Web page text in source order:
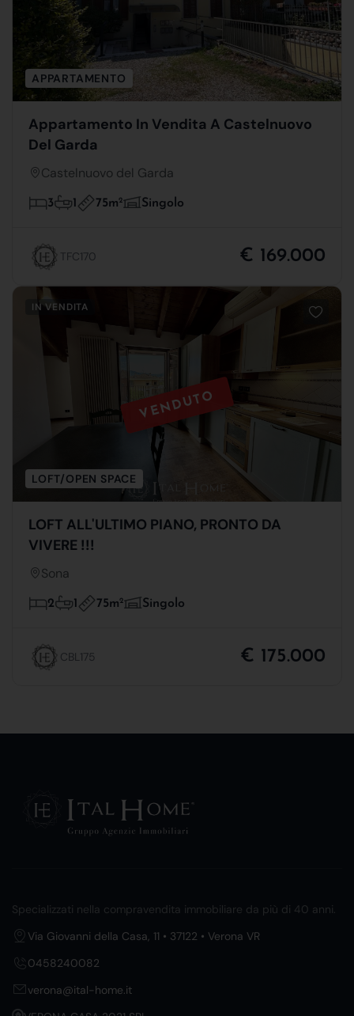
APPARTAMENTO
Appartamento In Vendita A Castelnuovo
Del Garda
Castelnuovo del Garda
3 1 75m2 Singolo
TFC170 € 169.000
VENDUTO
IN VENDITA
LOFT/OPEN SPACE
LOFT ALL'ULTIMO PIANO, PRONTO DA
VIVERE !!!
Sona
2 1 75m2 Singolo
CBL175 € 175.000
Specializzati nella compravendita immobiliare da più di 40 anni.
Via Giovanni della Casa, 11 • 37122 • Verona VR
0458240082
verona@ital-home.it